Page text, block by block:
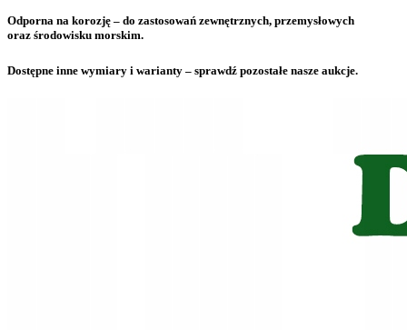
Odporna na korozję – do zastosowań zewnętrznych, przemysłowych
oraz środowisku morskim.
Dostępne inne wymiary i warianty – sprawdź pozostałe nasze aukcje.